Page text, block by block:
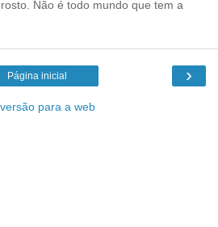
Não é todo mundo que tem a
›
Página inicial
para a web